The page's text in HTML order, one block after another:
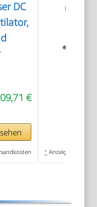
DC
€
* Anzeige